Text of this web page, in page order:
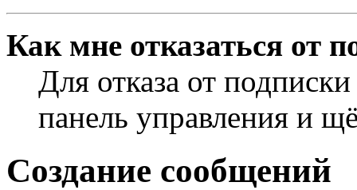
Как мне отказаться от
Для отказа от
панель управления и
Создание сообщений